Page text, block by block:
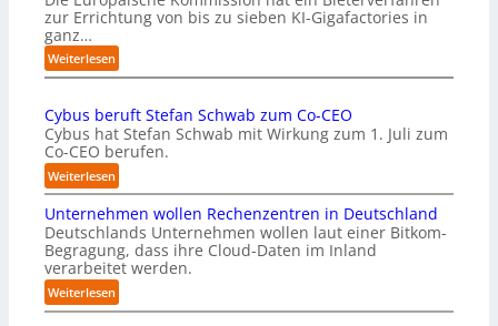
o
m
t
u
f
d
i
e
m
p
l
e
m
e
zur Errichtung von bis zu sieben KI-Gigafactories in
ganz…
Weiterlesen:
E
-
K
o
m
m
i
s
s
i
o
n
Cybus beruft Stefan Schwab zum Co-CEO
Cybus hat Stefan Schwab mit Wirkung zum 1. Juli zum
Co-CEO berufen.
Weiterlesen:
C
y
b
u
s
b
e
Unternehmen wollen Rechenzentren in Deutschland
Deutschlands Unternehmen wollen laut einer Bitkom-
Begragung, dass ihre Cloud-Daten im Inland
verarbeitet werden.
Weiterlesen:
U